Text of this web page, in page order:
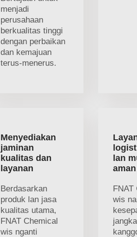
menjadi
perusahaan
berkualitas tinggi
dengan perbaikan
dan kemajuan
terus-menerus.
Menyediakan
jaminan
kualitas dan
layanan
Berdasarkan
produk lan jasa
kualitas utama,
FNAT Chemical
wis nganti
lan
FNAT
wis